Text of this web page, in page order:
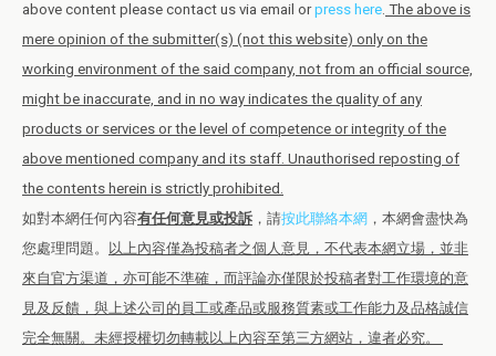
above content please contact us via email orpress here. The above is
mere opinion of the submitter(s) (not this website) only on the
working environment of the said company, not from an official source,
might be inaccurate, and in no way indicates the quality of any
products or services or the level of competence or integrity of the
above mentioned company and its staff. Unauthorised reposting of
the contents herein is strictly prohibited.
如對本網任何內容有任何意見或投訴 ，請按此聯絡本網 ，本網會盡快為
您處理問題。
以上內容僅為投稿者之個人意見，不代表本網立場，並非
來自官方渠道，亦可能不準確，而評論亦僅限於投稿者對工作環境的意
見及反饋，與上述公司的員工或產品或服務質素或工作能力及品格誠信
完全無關。未經授權切勿轉載以上內容至第三方網站，違者必究。